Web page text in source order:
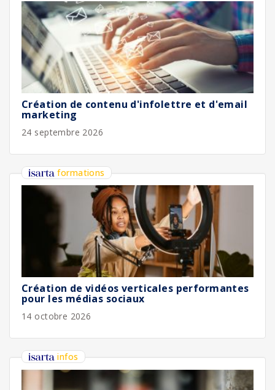
Création de contenu d'infolettre et d'email
marketing
24 septembre 2026
formations
Création de vidéos verticales performantes
pour les médias sociaux
14 octobre 2026
infos